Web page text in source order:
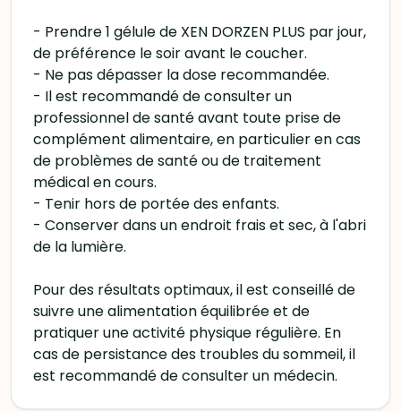
- Prendre 1 gélule de XEN DORZEN PLUS par jour,
de préférence le soir avant le coucher.
- Ne pas dépasser la dose recommandée.
- Il est recommandé de consulter un
professionnel de santé avant toute prise de
complément alimentaire, en particulier en cas
de problèmes de santé ou de traitement
médical en cours.
- Tenir hors de portée des enfants.
- Conserver dans un endroit frais et sec, à l'abri
de la lumière.
Pour des résultats optimaux, il est conseillé de
suivre une alimentation équilibrée et de
pratiquer une activité physique régulière. En
cas de persistance des troubles du sommeil, il
est recommandé de consulter un médecin.